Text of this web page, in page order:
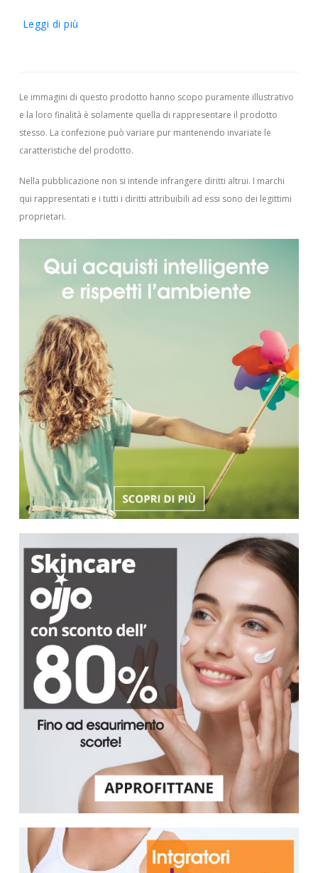
Leggi di più
Le immagini di questo prodotto hanno scopo puramente illustrativo
e la loro finalità è solamente quella di rappresentare il prodotto
stesso. La confezione può variare pur mantenendo invariate le
caratteristiche del prodotto.
Nella pubblicazione non si intende infrangere diritti altrui. I marchi
qui rappresentati e i tutti i diritti attribuibili ad essi sono dei legittimi
proprietari.